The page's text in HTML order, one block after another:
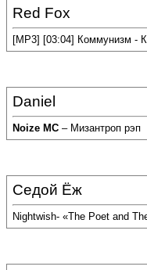
Red Fox
[MP3] [03:04] Коммунизм -
Daniel
Noize MC – Мизантроп рэп
Седой Ёж
Nightwish- «The Poet and